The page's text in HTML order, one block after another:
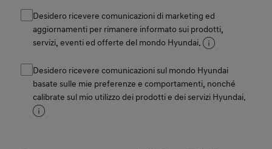
Desidero ricevere comunicazioni di marketing ed
aggiornamenti per rimanere informato sui prodotti,
servizi, eventi ed offerte del mondo Hyundai.
Desidero ricevere comunicazioni sul mondo Hyundai
basate sulle mie preferenze e comportamenti, nonché
calibrate sul mio utilizzo dei prodotti e dei servizi Hyundai.